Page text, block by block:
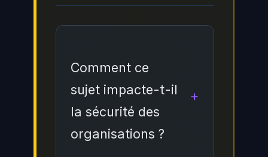
Comment ce
sujet impacte-t-il
la sécurité des
organisations ?